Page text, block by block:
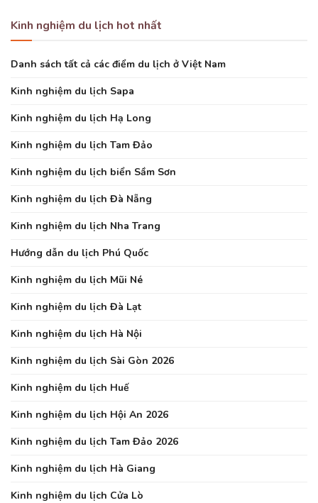
Kinh nghiệm du lịch hot nhất
Danh sách tất cả các điểm du lịch ở Việt Nam
Kinh nghiệm du lịch Sapa
Kinh nghiệm du lịch Hạ Long
Kinh nghiệm du lịch Tam Đảo
Kinh nghiệm du lịch biển Sầm Sơn
Kinh nghiệm du lịch Đà Nẵng
Kinh nghiệm du lịch Nha Trang
Hướng dẫn du lịch Phú Quốc
Kinh nghiệm du lịch Mũi Né
Kinh nghiệm du lịch Đà Lạt
Kinh nghiệm du lịch Hà Nội
Kinh nghiệm du lịch Sài Gòn 2026
Kinh nghiệm du lịch Huế
Kinh nghiệm du lịch Hội An 2026
Kinh nghiệm du lịch Tam Đảo 2026
Kinh nghiệm du lịch Hà Giang
Kinh nghiệm du lịch Cửa Lò